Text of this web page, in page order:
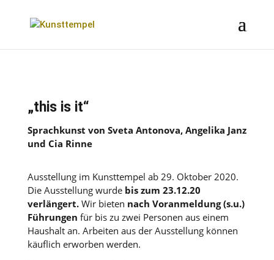
„this is it“
Sprachkunst von Sveta Antonova, Angelika Janz
und Cia Rinne
Ausstellung im Kunsttempel ab 29. Oktober 2020.
Die Ausstellung wurde bis zum 23.12.20
verlängert.Wir bieten nach Voranmeldung (s.u.)
Führungen für bis zu zwei Personen aus einem
Haushalt an. Arbeiten aus der Ausstellung können
käuflich erworben werden.